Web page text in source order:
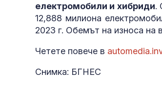
електромобили и хибриди.
12,888 милиона
2023 г. Обемът на износа на
Четете повече в
Снимка: БГНЕС